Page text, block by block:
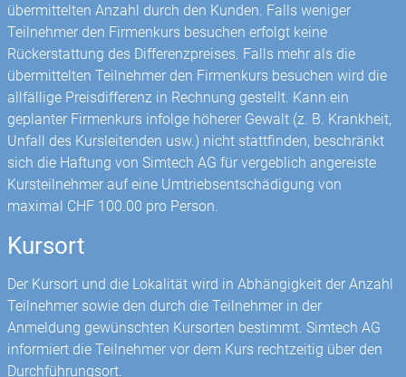
übermittelten Anzahl durch den Kunden. Falls weniger
Teilnehmer den Firmenkurs besuchen erfolgt keine
Rückerstattung des Differenzpreises. Falls mehr als die
übermittelten Teilnehmer den Firmenkurs besuchen wird die
allfällige Preisdifferenz in Rechnung gestellt. Kann ein
geplanter Firmenkurs infolge höherer Gewalt (z. B. Krankheit,
Unfall des Kursleitenden usw.) nicht stattfinden, beschränkt
sich die Haftung von Simtech AG für vergeblich angereiste
Kursteilnehmer auf eine Umtriebsentschädigung von
maximal CHF 100.00 pro Person.
Kursort
Der Kursort und die Lokalität wird in Abhängigkeit der Anzahl
Teilnehmer sowie den durch die Teilnehmer in der
Anmeldung gewünschten Kursorten bestimmt. Simtech AG
informiert die Teilnehmer vor dem Kurs rechtzeitig über den
Durchführungsort.